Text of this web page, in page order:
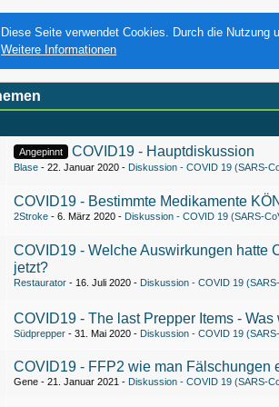
Diese Seite verwendet Cookies. Durch die
Weitere Informationen
Angepinnt COVID19 - Hauptdiskussion
Blase 22. Januar 2020 Diskussion - COVID 19 (SARS-
COVID19 - Bestimmte Medikamente
2Stroke 6. März 2020 Diskussion - COVID 19 (SARS-
COVID19 - Welche Auswirkungen hatte
jetzt?
Restaurator 16. Juli 2020 Diskussion - COVID 19
COVID19 - The last Prepper Items - Was
Südprepper 31. Mai 2020 Diskussion - COVID 19
COVID19 - FFP2 wie man Fälschungen
Gene 21. Januar 2021 Diskussion - COVID 19 (SARS-